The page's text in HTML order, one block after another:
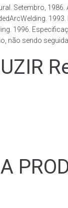
Setembro,
1996.
não sendo seguida